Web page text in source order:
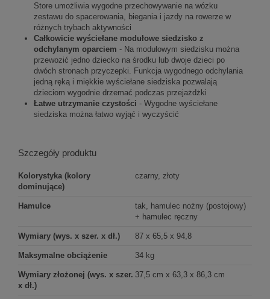
Store umożliwia wygodne przechowywanie na wózku
zestawu do spacerowania, biegania i jazdy na rowerze w
różnych trybach aktywności
Całkowicie wyściełane modułowe siedzisko z
odchylanym oparciem - Na modułowym siedzisku można
przewozić jedno dziecko na środku lub dwoje dzieci po
dwóch stronach przyczepki. Funkcja wygodnego odchylania
jedną ręką i miękkie wyściełane siedziska pozwalają
dzieciom wygodnie drzemać podczas przejażdżki
Łatwe utrzymanie czystości - Wygodne wyściełane
siedziska można łatwo wyjąć i wyczyścić
Szczegóły produktu
Kolorystyka (kolory
dominujące)
czarny, złoty
Hamulce
tak, hamulec nożny (postojowy)
+ hamulec ręczny
Wymiary (wys. x szer. x dł.) 87 x 65,5 x 94,8
Maksymalne obciążenie 34 kg
Wymiary złożonej (wys. x szer.
x dł.)
37,5 cm x 63,3 x 86,3 cm